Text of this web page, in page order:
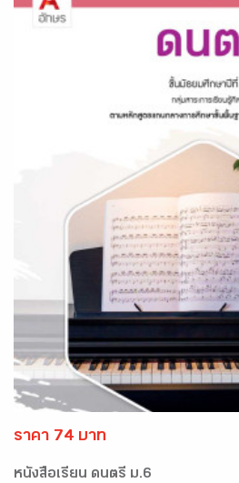
ราคา 74 บาท
หนังสือเรียน ดนตรี ม.6